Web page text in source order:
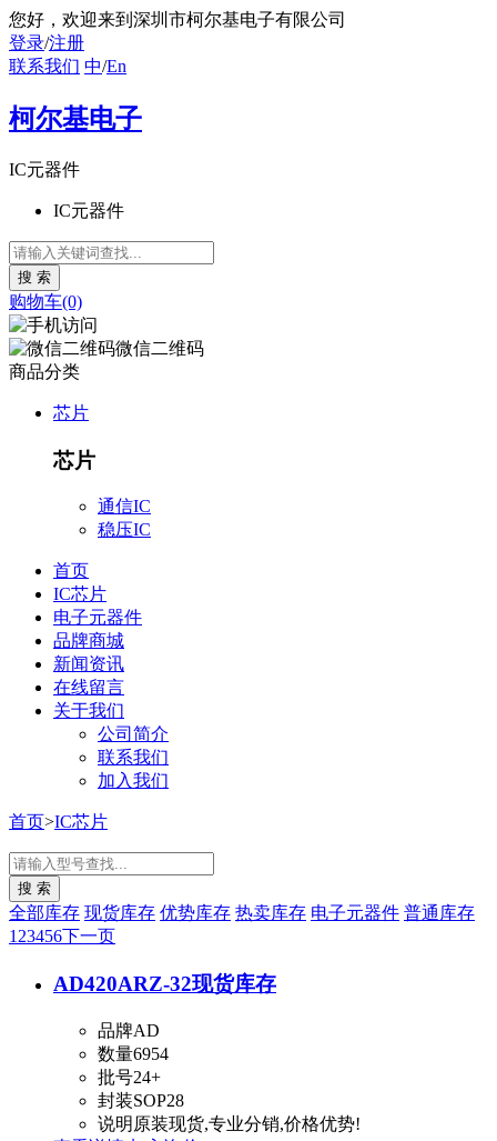
您好 ，欢迎来到深圳市柯尔基电子有限公司
登录/注册
联系我们 中/En
柯尔基电子
IC元器件
IC元器件
购物车(0)
微信二维码
商品分类
芯片
芯片
通信IC
稳压IC
首页
IC芯片
电子元器件
品牌商城
新闻资讯
在线留言
关于我们
公司简介
联系我们
加入我们
首页>IC芯片
全部库存 现货库存 优势库存 热卖库存 电子元器件 普通库存
1 23456下一页
AD420ARZ-32现货库存
品牌AD
数量6954
批号24+
封装SOP28
说明 原装现货,专业分销,价格优势!